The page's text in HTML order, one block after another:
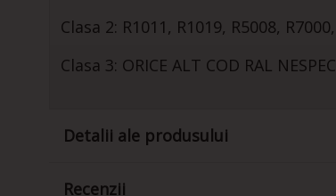
Clasa 2: R1011, R1019, R5008,
Clasa 3: ORICE ALT COD RAL
Detalii ale produsului
Recenzii